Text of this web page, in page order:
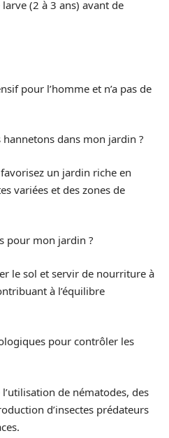
(2 à 3 ans) avant de
pour l’homme et n’a pas de
dans mon jardin ?
un jardin riche en
variées et des zones de
pour mon jardin ?
le sol et servir de nourriture à
à l’équilibre
pour contrôler les
de nématodes, des
d’insectes prédateurs